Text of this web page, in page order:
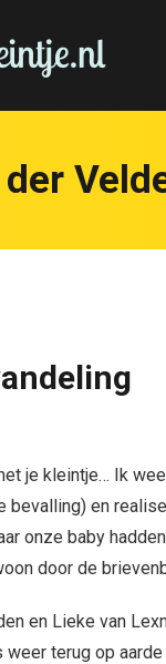
je kleintje… Ik
en
onze baby
door de
en Lieke van
terug op